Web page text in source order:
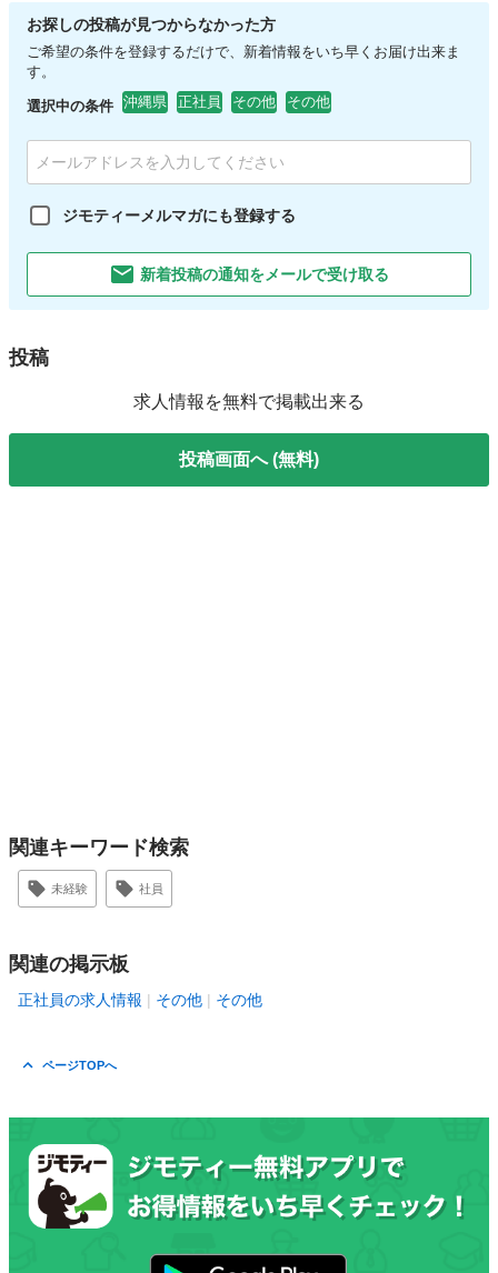
お探しの投稿が見つからなかった方
ご希望の条件を登録するだけで、新着情報をいち早くお届け出来ま
す。
選択中の条件 沖縄県 正社員 その他 その他
ジモティーメルマガにも登録する
新着投稿の通知をメールで受け取る
投稿
求人情報を無料で掲載出来る
投稿画面へ (無料)
関連キーワード検索
未経験 社員
関連の掲示板
正社員の求人情報 その他 その他
ページTOPへ